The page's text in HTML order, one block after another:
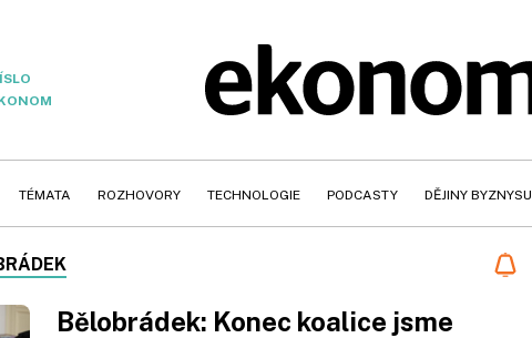
TÉMATA ROZHOVORY TECHNOLOGIE PODCASTY DĚJINY BYZNYSU
Bělobrádek: Konec koalice jsme